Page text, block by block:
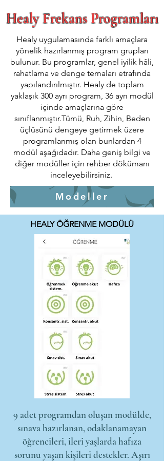
Healy Frekans Programları
Healy uygulamasında farklı amaçlara
yönelik hazırlanmış program grupları
bulunur. Bu programlar, genel iyilik hâli,
rahatlama ve denge temaları etrafında
yapılandırılmıştır. Healy de toplam
yaklaşık 300 ayrı program, 36 ayrı modül
içinde amaçlarına göre
sınıflanmıştır.Tümü, Ruh, Zihin, Beden
üçlüsünü dengeye getirmek üzere
programlanmış olan bunlardan 4
modül aşağıdadır. Daha geniş bilgi ve
diğer modüller için rehber dökümanı
inceleyebilirsiniz.
Modeller
HEALY ÖĞRENME MODÜLÜ
9 adet programdan oluşan modülde,
sınava hazırlanan, odaklanamayan
öğrencileri, ileri yaşlarda hafıza
sorunu yaşan kişileri destekler. Aşırı